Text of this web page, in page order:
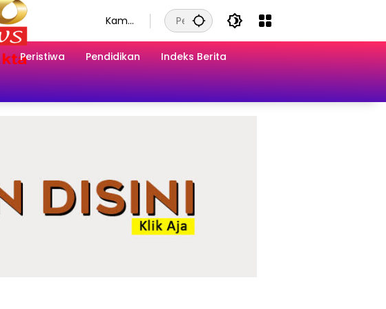
Kamis
Agust
us
2026
Peristiwa Pendidikan Indeks Berita